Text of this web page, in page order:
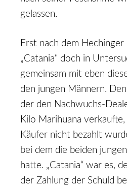
gelassen.
Erst nach dem
„Catania“ doch in
gemeinsam mit eben
den jungen Männern.
der den Nachwuchs-
Kilo Marihuana
Käufer nicht bezahlt
bei dem die beiden
hatte. „Catania“ war es,
der Zahlung der Schuld